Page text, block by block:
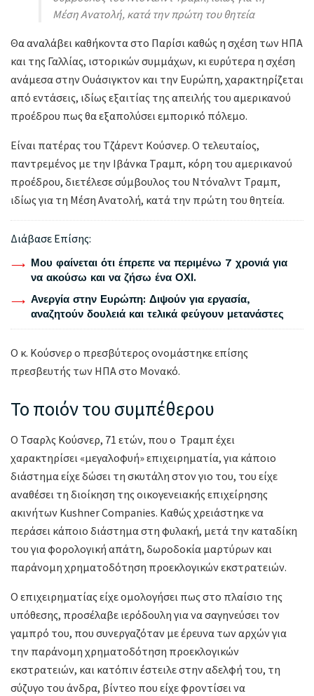
Μέση Ανατολή, κατά την πρώτη του θητεία
Θα αναλάβει καθήκοντα στο Παρίσι καθώς η σχέση των ΗΠΑ
και της Γαλλίας, ιστορικών συμμάχων, κι ευρύτερα η σχέση
ανάμεσα στην Ουάσιγκτον και την Ευρώπη, χαρακτηρίζεται
από εντάσεις, ιδίως εξαιτίας της απειλής του αμερικανού
προέδρου πως θα εξαπολύσει εμπορικό πόλεμο.
Είναι πατέρας του Τζάρεντ Κούσνερ. Ο τελευταίος,
παντρεμένος με την Ιβάνκα Τραμπ, κόρη του αμερικανού
προέδρου, διετέλεσε σύμβουλος του Ντόναλντ Τραμπ,
ιδίως για τη Μέση Ανατολή, κατά την πρώτη του θητεία.
Διάβασε Επίσης:
Μου φαίνεται ότι έπρεπε να περιμένω 7 χρονιά για
να ακούσω και να ζήσω ένα ΟΧΙ.
Ανεργία στην Ευρώπη: Διψούν για εργασία,
αναζητούν δουλειά και τελικά φεύγουν μετανάστες
Ο κ. Κούσνερ ο πρεσβύτερος ονομάστηκε επίσης
πρεσβευτής των ΗΠΑ στο Μονακό.
Το ποιόν του συμπέθερου
Ο Τσαρλς Κούσνερ, 71 ετών, που ο Τραμπ έχει
χαρακτηρίσει «μεγαλοφυή» επιχειρηματία, για κάποιο
διάστημα είχε δώσει τη σκυτάλη στον γιο του, του είχε
αναθέσει τη διοίκηση της οικογενειακής επιχείρησης
ακινήτων Kushner Companies. Καθώς χρειάστηκε να
περάσει κάποιο διάστημα στη φυλακή, μετά την καταδίκη
του για φορολογική απάτη, δωροδοκία μαρτύρων και
παράνομη χρηματοδότηση προεκλογικών εκστρατειών.
Ο επιχειρηματίας είχε ομολογήσει πως στο πλαίσιο της
υπόθεσης, προσέλαβε ιερόδουλη για να σαγηνεύσει τον
γαμπρό του, που συνεργαζόταν με έρευνα των αρχών για
την παράνομη χρηματοδότηση προεκλογικών
εκστρατειών, και κατόπιν έστειλε στην αδελφή του, τη
σύζυγο του άνδρα, βίντεο που είχε φροντίσει να